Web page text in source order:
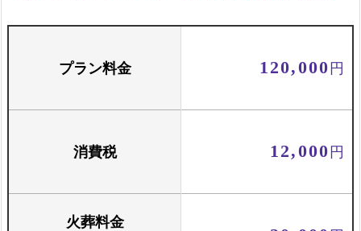
プラン料金 120,000円
消費税 12,000円
火葬料金